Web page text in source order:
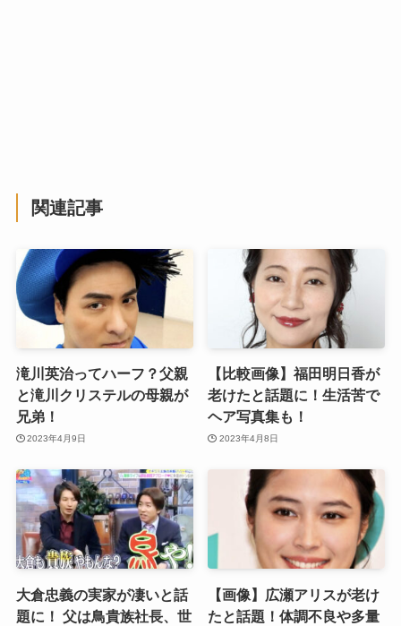
関連記事
滝川英治ってハーフ？父親
と滝川クリステルの母親が
兄弟！
2023年4月9日
【比較画像】福田明日香が
老けたと話題に！生活苦で
ヘア写真集も！
2023年4月8日
大倉忠義の実家が凄いと話
題に！ 父は鳥貴族社長、世
【画像】広瀬アリスが老け
たと話題！体調不良や多量